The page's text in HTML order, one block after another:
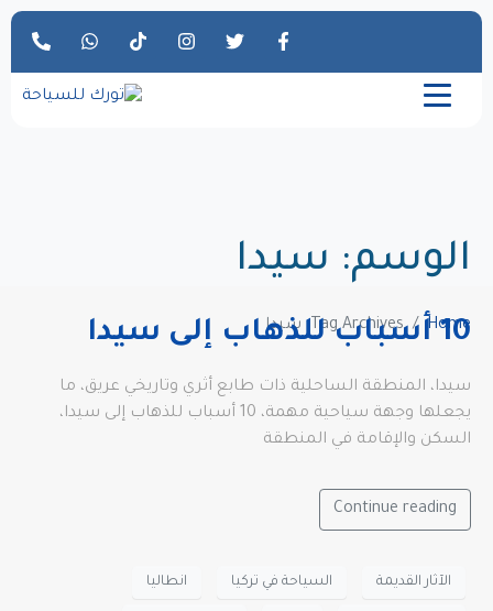
الوسم: سيدا
Home Tag Archives: سيدا 10 أسباب للذهاب إلى سيدا
سيدا، المنطقة الساحلية ذات طابع أثري وتاريخي عريق، ما
يجعلها وجهة سياحية مهمة، 10 أسباب للذهاب إلى سيدا،
السكن والإقامة في المنطقة
Continue reading
الآثار القديمة السياحة في تركيا انطاليا